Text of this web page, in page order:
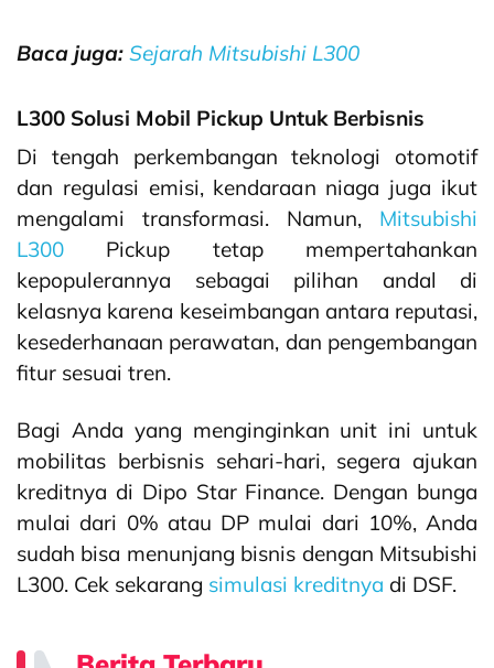
Baca juga: Sejarah Mitsubishi L300
L300 Solusi Mobil Pickup Untuk Berbisnis
Di tengah perkembangan teknologi otomotif
dan regulasi emisi, kendaraan niaga juga ikut
mengalami transformasi. Namun, Mitsubishi
L300 Pickup tetap mempertahankan
kepopulerannya sebagai pilihan andal di
kelasnya karena keseimbangan antara reputasi,
kesederhanaan perawatan, dan pengembangan
fitur sesuai tren.
Bagi Anda yang menginginkan unit ini untuk
mobilitas berbisnis sehari-hari, segera ajukan
kreditnya di Dipo Star Finance. Dengan bunga
mulai dari 0% atau DP mulai dari 10%, Anda
sudah bisa menunjang bisnis dengan Mitsubishi
L300. Cek sekarang simulasi kreditnya di DSF.